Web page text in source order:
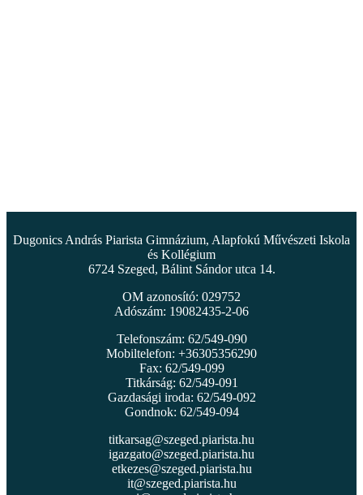
Dugonics András Piarista Gimnázium, Alapfokú Művészeti Iskola
és Kollégium
6724 Szeged, Bálint Sándor utca 14.
OM azonosító: 029752
Adószám: 19082435-2-06
Telefonszám: 62/549-090
Mobiltelefon: +36305356290
Fax: 62/549-099
Titkárság: 62/549-091
Gazdasági iroda: 62/549-092
Gondnok: 62/549-094
titkarsag@szeged.piarista.hu
igazgato@szeged.piarista.hu
etkezes@szeged.piarista.hu
it@szeged.piarista.hu